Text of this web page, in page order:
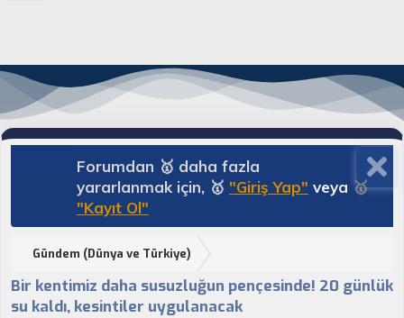
Forumdan 🥇 daha fazla
yararlanmak için, 🥇 "Giriş Yap" veya 🥇
"Kayıt Ol"
Gündem (Dünya ve Türkiye)
Bir kentimiz daha susuzluğun pençesinde! 20 günlük
su kaldı, kesintiler uygulanacak